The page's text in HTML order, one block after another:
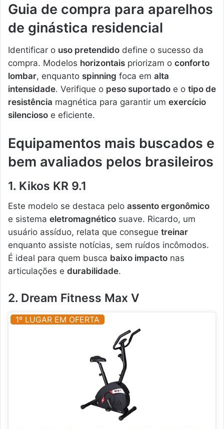
Guia de compra para aparelhos
de ginástica residencial
Identificar o uso pretendido define o sucesso da
compra. Modelos horizontais priorizam o conforto
lombar, enquanto spinning foca em alta
intensidade. Verifique o peso suportado e o tipo de
resistência magnética para garantir um exercício
silencioso e eficiente.
Equipamentos mais buscados e
bem avaliados pelos brasileiros
1. Kikos KR 9.1
Este modelo se destaca pelo assento ergonômico
e sistema eletromagnético suave. Ricardo, um
usuário assíduo, relata que consegue treinar
enquanto assiste notícias, sem ruídos incômodos.
É ideal para quem busca baixo impacto nas
articulações e durabilidade.
2. Dream Fitness Max V
1º LUGAR EM OFERTA